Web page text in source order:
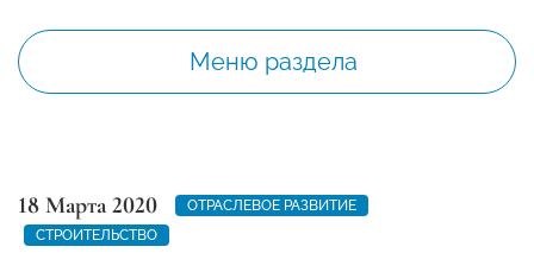
Меню раздела
18 Марта 2020
ОТРАСЛЕВОЕ РАЗВИТИЕ
СТРОИТЕЛЬСТВО